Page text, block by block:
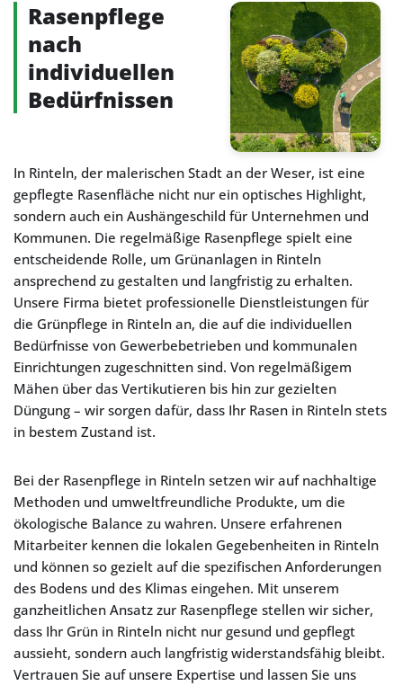
Rasenpflege
nach
individuellen
Bedürfnissen
In Rinteln, der malerischen Stadt an der Weser, ist eine
gepflegte Rasenfläche nicht nur ein optisches Highlight,
sondern auch ein Aushängeschild für Unternehmen und
Kommunen. Die regelmäßige Rasenpflege spielt eine
entscheidende Rolle, um Grünanlagen in Rinteln
ansprechend zu gestalten und langfristig zu erhalten.
Unsere Firma bietet professionelle Dienstleistungen für
die Grünpflege in Rinteln an, die auf die individuellen
Bedürfnisse von Gewerbebetrieben und kommunalen
Einrichtungen zugeschnitten sind. Von regelmäßigem
Mähen über das Vertikutieren bis hin zur gezielten
Düngung – wir sorgen dafür, dass Ihr Rasen in Rinteln stets
in bestem Zustand ist.
Bei der Rasenpflege in Rinteln setzen wir auf nachhaltige
Methoden und umweltfreundliche Produkte, um die
ökologische Balance zu wahren. Unsere erfahrenen
Mitarbeiter kennen die lokalen Gegebenheiten in Rinteln
und können so gezielt auf die spezifischen Anforderungen
des Bodens und des Klimas eingehen. Mit unserem
ganzheitlichen Ansatz zur Rasenpflege stellen wir sicher,
dass Ihr Grün in Rinteln nicht nur gesund und gepflegt
aussieht, sondern auch langfristig widerstandsfähig bleibt.
Vertrauen Sie auf unsere Expertise und lassen Sie uns